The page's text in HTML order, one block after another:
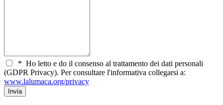
* Ho letto e do il consenso al trattamento dei dati personali
(GDPR Privacy). Per consultare l'informativa collegarsi a:
www.lalumaca.org/privacy